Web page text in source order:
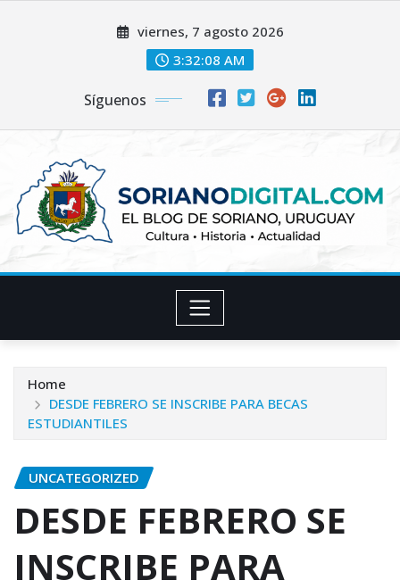
viernes, 7 agosto 2026
3:32:10 AM
Síguenos
Home
DESDE FEBRERO SE INSCRIBE PARA BECAS
ESTUDIANTILES
UNCATEGORIZED
DESDE FEBRERO SE
INSCRIBE PARA